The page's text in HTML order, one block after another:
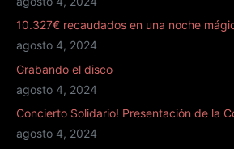
c
10.327€ recaudados en una noche
agosto 4, 2024
Grabando el disco
agosto 4, 2024
Concierto Solidario! Presentación de la
agosto 4, 2024